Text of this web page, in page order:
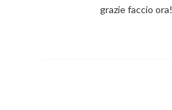
grazie faccio ora!